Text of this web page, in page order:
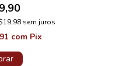
sem juros
com Pix